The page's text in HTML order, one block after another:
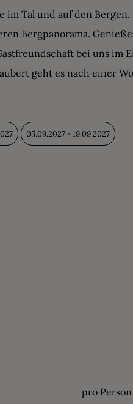
Tal und auf den Bergen.
Bergpanorama.
bei uns im
geht es nach einer
05.09.2027 - 19.09.2027
pro